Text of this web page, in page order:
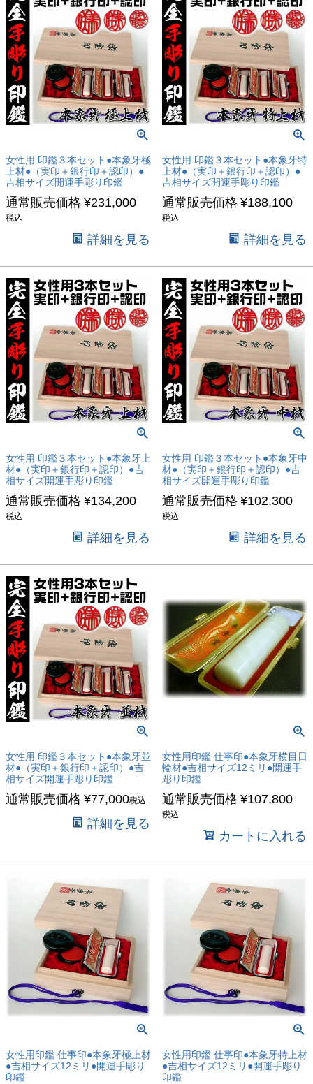
女性用 印鑑３本セット●本象牙極
上材●（実印＋銀行印＋認印）●
吉相サイズ開運手彫り印鑑
通常販売価格 ¥231,000
税込
詳細を見る
女性用 印鑑３本セット●本象牙特
上材●（実印＋銀行印＋認印）●
吉相サイズ開運手彫り印鑑
通常販売価格 ¥188,100
税込
詳細を見る
女性用 印鑑３本セット●本象牙上
材●（実印＋銀行印＋認印）●吉
相サイズ開運手彫り印鑑
通常販売価格 ¥134,200
税込
詳細を見る
女性用 印鑑３本セット●本象牙中
材●（実印＋銀行印＋認印）●吉
相サイズ開運手彫り印鑑
通常販売価格 ¥102,300
税込
詳細を見る
女性用 印鑑３本セット●本象牙並
材●（実印＋銀行印＋認印）●吉
相サイズ開運手彫り印鑑
通常販売価格 ¥77,000税込
詳細を見る
女性用印鑑 仕事印●本象牙横目日
輪材●吉相サイズ12ミリ●開運手
彫り印鑑
通常販売価格 ¥107,800
税込
カートに入れる
女性用印鑑 仕事印●本象牙極上材
●吉相サイズ12ミリ●開運手彫り
印鑑
女性用印鑑 仕事印●本象牙特上材
●吉相サイズ12ミリ●開運手彫り
印鑑
キーワード
価格
商品タグ
セール
限定
再入荷
翌日発送
商品番号/JANコード
バンドル販売